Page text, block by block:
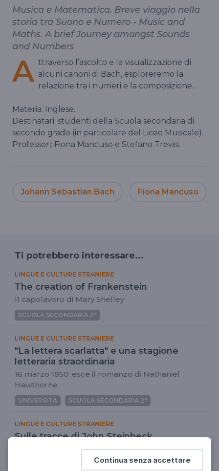
Continua senza accettare
Musica e Matematica. Breve viaggio nella
storia tra Suono e Numero - Music and
Maths. A brief Journey amongst Sounds
and Numbers
A ttraverso l’ascolto e la visualizzazione di
alcuni canoni di Bach, esploreremo la
relazione tra i numeri e la composizione..
Materia: Inglese.
Destinatari: studenti della Scuola secondaria di
secondo grado (in particolare del Liceo Musicale).
Professori: Fiona Mancuso e Stefano Trevisi.
Johann Sebastian Bach Fiona Mancuso
Ti potrebbero interessare...
LINGUE E CULTURE STRANIERE
The creation of Frankenstein
Il capolavoro di Mary Shelley
SCUOLA SECONDARIA 2°
LINGUE E CULTURE STRANIERE
"La lettera scarlatta" e una stagione
letteraria straordinaria
16 marzo 1850: esce il romanzo di Nathaniel
Hawthorne
UNIVERSITÀ SCUOLA SECONDARIA 2°
LINGUE E CULTURE STRANIERE
Sulle tracce di John Steinbeck
Un viaggio nei luoghi dello scrittore
SCUOLA SECONDARIA 2°